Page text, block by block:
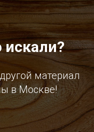
материал
в Москве!